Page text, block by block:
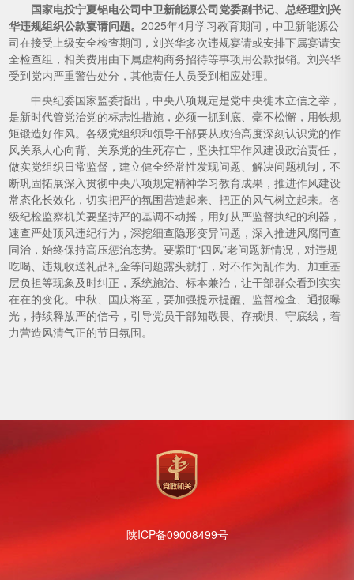
国家电投宁夏铝电公司中卫新能源公司党委副书记、总经理刘兴
华违规组织公款宴请问题。2025年4月学习教育期间，中卫新能源公
司在接受上级安全检查期间，刘兴华多次违规宴请或安排下属宴请安
全检查组，相关费用由下属虚构商务招待等事项用公款报销。刘兴华
受到党内严重警告处分，其他责任人员受到相应处理。
中央纪委国家监委指出，中央八项规定是党中央徙木立信之举，
是新时代管党治党的标志性措施，必须一抓到底、毫不松懈，用铁规
矩锻造好作风。各级党组织和领导干部要从政治高度深刻认识党的作
风关系人心向背、关系党的生死存亡，坚决扛牢作风建设政治责任，
做实党组织日常监督，建立健全经常性发现问题、解决问题机制，不
断巩固拓展深入贯彻中央八项规定精神学习教育成果，推进作风建设
常态化长效化，切实把严的氛围营造起来、把正的风气树立起来。各
级纪检监察机关要坚持严的基调不动摇，用好从严监督执纪的利器，
速查严处顶风违纪行为，深挖细查隐形变异问题，深入推进风腐同查
同治，始终保持高压惩治态势。要紧盯“四风”老问题新情况，对违规
吃喝、违规收送礼品礼金等问题露头就打，对不作为乱作为、加重基
层负担等现象及时纠正，系统施治、标本兼治，让干部群众看到实实
在在的变化。中秋、国庆将至，要加强提示提醒、监督检查、通报曝
光，持续释放严的信号，引导党员干部知敬畏、存戒惧、守底线，着
力营造风清气正的节日氛围。
陕ICP备09008499号